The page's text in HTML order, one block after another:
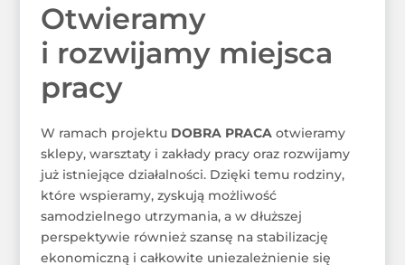
Otwieramy
i rozwijamy miejsca
pracy
W ramach projektu DOBRA PRACAotwieramy
sklepy, warsztaty i zakłady pracy oraz rozwijamy
już istniejące działalności. Dzięki temu rodziny,
które wspieramy, zyskują możliwość
samodzielnego utrzymania, a w dłuższej
perspektywie również szansę na stabilizację
ekonomiczną i całkowite uniezależnienie się